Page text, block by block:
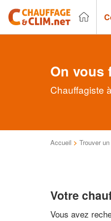
On vous
Chauffagiste
Accueil > Trouver
Votre
Vous avez